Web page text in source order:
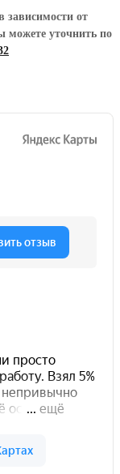
зависимости от
можете уточнить по